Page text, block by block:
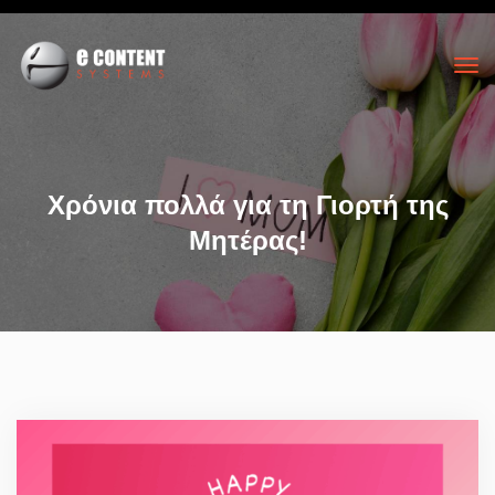
Χρόνια πολλά για τη Γιορτή της
Μητέρας!